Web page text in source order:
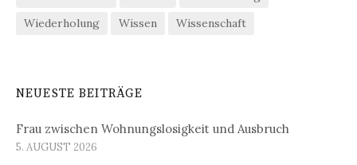
Wiederholung
Wissen Wissenschaft
NEUESTE BEITRÄGE
Frau zwischen Wohnungslosigkeit und Ausbruch
5. AUGUST 2026